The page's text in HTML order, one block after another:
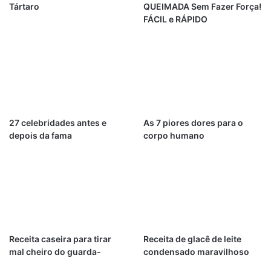
Tártaro
QUEIMADA Sem Fazer Força!
FÁCIL e RÁPIDO
27 celebridades antes e
depois da fama
As 7 piores dores para o
corpo humano
Receita caseira para tirar
mal cheiro do guarda-
Receita de glacê de leite
condensado maravilhoso